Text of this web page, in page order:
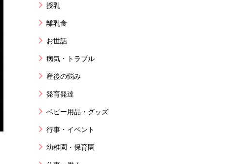
授乳
離乳食
お世話
病気・トラブル
産後の悩み
発育発達
ベビー用品・グッズ
行事・イベント
幼稚園・保育園